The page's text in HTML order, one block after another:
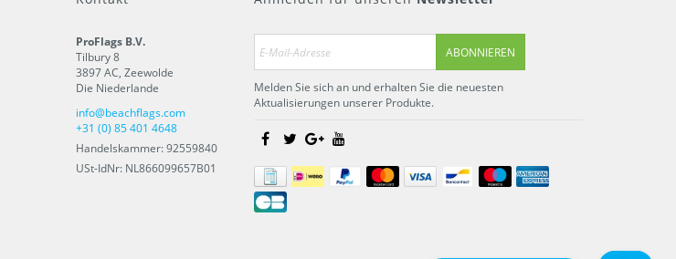
ProFlags B.V.
Tilbury 8
3897 AC, Zeewolde
Die Niederlande
info@beachflags.com
+31 (0) 85 401 4648
Handelskammer: 92559840
USt-IdNr: NL866099657B01
ABONNIEREN
Melden Sie sich an und erhalten Sie die neuesten
Aktualisierungen unserer Produkte.